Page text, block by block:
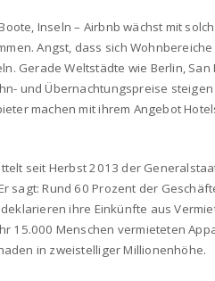
Inseln – Airbnb wächst mit
Angst, dass sich
Gerade Weltstädte wie Berlin, San
und Übernachtungspreise
machen mit ihrem Angebot
seit Herbst 2013 der
sagt: Rund 60 Prozent der
ihre Einkünfte aus
15.000 Menschen vermieteten
in zweistelliger Millionenhöhe.